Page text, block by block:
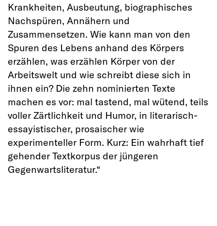
Krankheiten, Ausbeutung, biographisches
Nachspüren, Annähern und
Zusammensetzen. Wie kann man von den
Spuren des Lebens anhand des Körpers
erzählen, was erzählen Körper von der
Arbeitswelt und wie schreibt diese sich in
ihnen ein? Die zehn nominierten Texte
machen es vor: mal tastend, mal wütend, teils
voller Zärtlichkeit und Humor, in literarisch-
essayistischer, prosaischer wie
experimenteller Form. Kurz: Ein wahrhaft tief
gehender Textkorpus der jüngeren
Gegenwartsliteratur.“